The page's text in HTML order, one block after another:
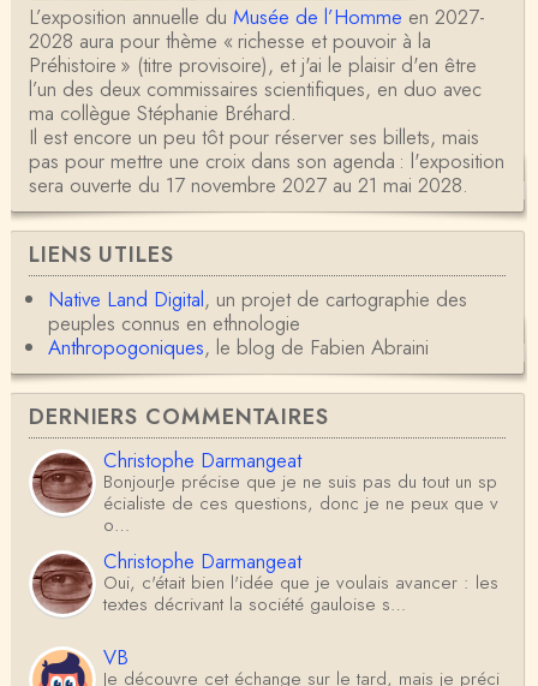
L’exposition annuelle du Musée de l’Homme en 2027-
2028 aura pour thème « richesse et pouvoir à la
Préhistoire » (titre provisoire), et j'ai le plaisir d'en être
l’un des deux commissaires scientifiques, en duo avec
ma collègue Stéphanie Bréhard.
Il est encore un peu tôt pour réserver ses billets, mais
pas pour mettre une croix dans son agenda : l'exposition
sera ouverte du 17 novembre 2027 au 21 mai 2028.
LIENS UTILES
Native Land Digital, un projet de cartographie des
peuples connus en ethnologie
Anthropogoniques, le blog de Fabien Abraini
DERNIERS COMMENTAIRES
Christophe Darmangeat
BonjourJe précise que je ne suis pas du tout un sp
écialiste de ces questions, donc je ne peux que v
o…
Christophe Darmangeat
Oui, c'était bien l'idée que je voulais avancer : les
textes décrivant la société gauloise s…
VB
Je découvre cet échange sur le tard, mais je préci